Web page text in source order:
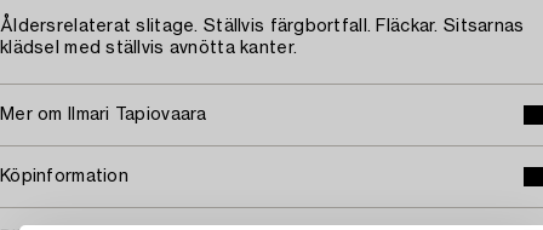
Åldersrelaterat slitage. Ställvis färgbortfall. Fläckar. Sitsarnas
klädsel med ställvis avnötta kanter.
Mer om Ilmari Tapiovaara
Köpinformation